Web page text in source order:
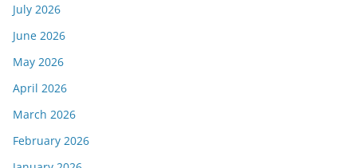
July 2026
June 2026
May 2026
April 2026
March 2026
February 2026